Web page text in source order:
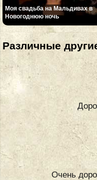
Моя свадьба на Мальдивах в
Новогоднюю ночь
Различные
Очень